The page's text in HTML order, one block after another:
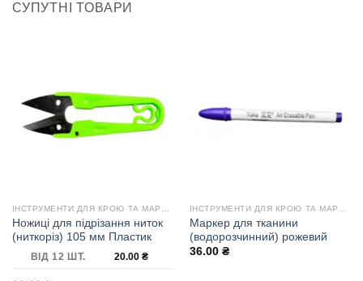
СУПУТНІ ТОВАРИ
ІНСТРУМЕНТИ ДЛЯ КРОЮ ТА МАРКУВАННЯ
Ножиці для підрізання ниток
(ниткоріз) 105 мм Пластик
ВІД 12 ШТ. 20.00 ₴
ІНСТРУМЕНТИ ДЛЯ КРОЮ ТА МАРКУВАННЯ
Маркер для тканини
(водорозчинний) рожевий
36.00 ₴